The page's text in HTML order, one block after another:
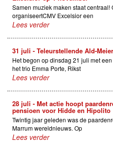
Samen muziek maken staat
organiseertCMV Excelsior een
Lees verder
31 juli - Teleurstellende Ald-
Het begon op dinsdag 21 juli met
het trio Emma Porte, Rikst
Lees verder
28 juli - Met actie hoopt
pensioen voor Hidde en Hipolito
Twintig jaar geleden was de
Marrum wereldnieuws. Op
Lees verder